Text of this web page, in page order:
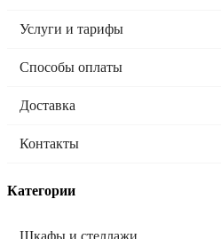
Услуги и тарифы
Способы оплаты
Доставка
Контакты
Категории
Шкафы и стеллажи